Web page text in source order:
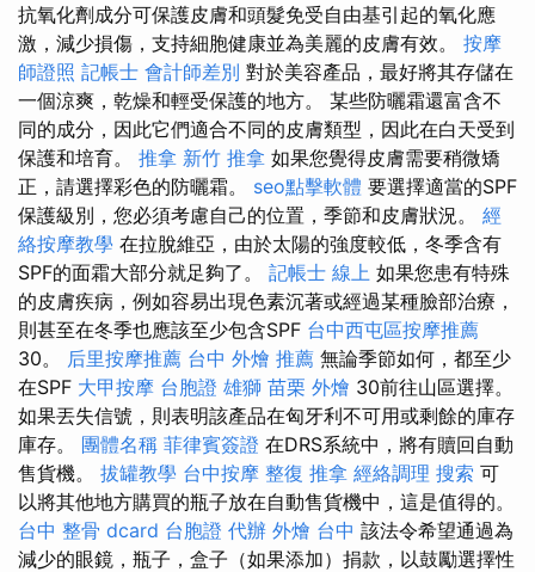
抗氧化劑成分可保護皮膚和頭髮免受自由基引起的氧化應
激，減少損傷，支持細胞健康並為美麗的皮膚有效。 按摩
師證照 記帳士 會計師差別 對於美容產品，最好將其存儲在
一個涼爽，乾燥和輕受保​​護的地方。 某些防曬霜還富含不
同的成分，因此它們適合不同的皮膚類型，因此在白天受到
保護和培育。 推拿 新竹 推拿 如果您覺得皮膚需要稍微矯
正，請選擇彩色的防曬霜。 seo點擊軟體 要選擇適當的SPF
保護級別，您必須考慮自己的位置，季節和皮膚狀況。 經
絡按摩教學 在拉脫維亞，由於太陽的強度較低，冬季含有
SPF的面霜大部分就足夠了。 記帳士 線上 如果您患有特殊
的皮膚疾病，例如容易出現色素沉著或經過某種臉部治療，
則甚至在冬季也應該至少包含SPF 台中西屯區按摩推薦
30。 后里按摩推薦 台中 外燴 推薦 無論季節如何，都至少
在SPF 大甲按摩 台胞證 雄獅 苗栗 外燴 30前往山區選擇。
如果丟失信號，則表明該產品在匈牙利不可用或剩餘的庫存
庫存。 團體名稱 菲律賓簽證 在DRS系統中，將有贖回自動
售貨機。 拔罐教學 台中按摩 整復 推拿 經絡調理 搜索 可
以將其他地方購買的瓶子放在自動售貨機中，這是值得的。
台中 整骨 dcard 台胞證 代辦 外燴 台中 該法令希望通過為
減少的眼鏡，瓶子，盒子（如果添加）捐款，以鼓勵選擇性